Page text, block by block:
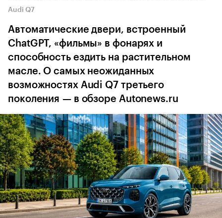
Audi Q7
Автоматические двери, встроенный
ChatGPT, «фильмы» в фонарях и
способность ездить на растительном
масле. О самых неожиданных
возможностях Audi Q7 третьего
поколения — в обзоре Autonews.ru